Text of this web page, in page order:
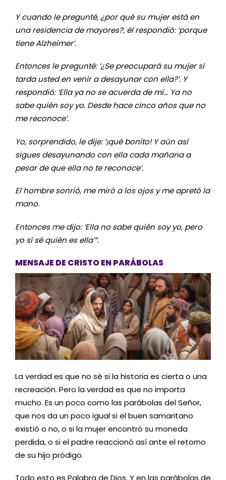
Y cuando le pregunté, ¿por qué su mujer está en
una residencia de mayores?, él respondió: ‘porque
tiene Alzheimer’.
Entonces le pregunté: ‘¿Se preocupará su mujer si
tarda usted en venir a desayunar con ella?’. Y
respondió: ‘Ella ya no se acuerda de mí… Ya no
sabe quién soy yo. Desde hace cinco años que no
me reconoce’.
Yo, sorprendido, le dije: ‘¡qué bonito! Y aún así
sigues desayunando con ella cada mañana a
pesar de que ella no te reconoce’.
El hombre sonrió, me miró a los ojos y me apretó la
mano.
Entonces me dijo: ‘Ella no sabe quién soy yo, pero
yo sí sé quién es ella’”.
MENSAJE DE CRISTO EN PARÁBOLAS
La verdad es que no sé si la historia es cierta o una
recreación. Pero la verdad es que no importa
mucho. Es un poco como las parábolas del Señor,
que nos da un poco igual si el buen samaritano
existió o no, o si la mujer encontró su moneda
perdida, o si el padre reaccionó así ante el retorno
de su hijo pródigo.